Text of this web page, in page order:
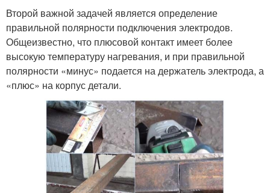
Второй важной задачей является определение
правильной полярности подключения электродов.
Общеизвестно, что плюсовой контакт имеет более
высокую температуру нагревания, и при правильной
полярности «минус» подается на держатель электрода, а
«плюс» на корпус детали.